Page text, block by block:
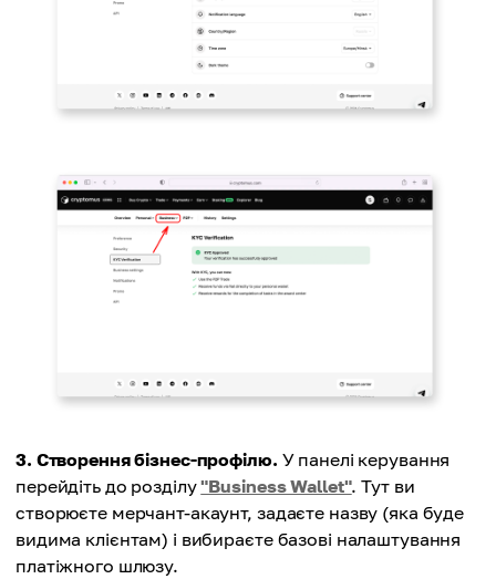
3. Створення бізнес-профілю. У панелі керування
перейдіть до розділу"Business Wallet". Тут ви
створюєте мерчант-акаунт, задаєте назву (яка буде
видима клієнтам) і вибираєте базові налаштування
платіжного шлюзу.